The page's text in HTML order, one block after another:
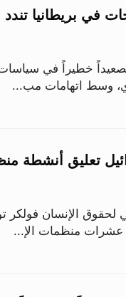
في بريطانيا
خطيراً في
وسط اتهامات مب...
تعليق أنشطة
الإنسان فولكر
عشرات منظمات الإ...